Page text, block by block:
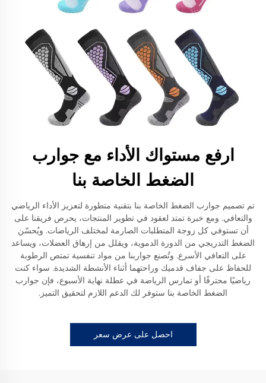
ارفع مستواك الأداء مع جوارب
الضغط الخاصة بنا
تم تصميم جوارب الضغط الخاصة بنا بتقنية متطورة لتعزيز الأداء الرياضي
والتعافي. ومع خبرة تمتد لعقود في تطوير المنتجات، يحرص فريقنا على
أن تستوفي كل زوجة المتطلبات الصارمة لمختلف الرياضات. ويُحسّن
الضغط التدريجي من الدورة الدموية، ويقلل من إرهاق العضلات، ويساعد
على التعافي الأسرع. وتُصنع جواربنا من مواد تنفسية تمتص الرطوبة
للحفاظ على جفاف قدميك وراحتهما أثناء الأنشطة الشديدة. سواء كنت
رياضيًا محترفًا أو تمارس الرياضة في عطلة نهاية الأسبوع، فإن جوارب
الضغط الخاصة بنا ستوفر لك الدعم اللازم لتحقيق التميز.
احصل على عرض سعر